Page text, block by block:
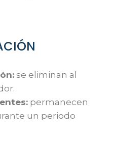
se eliminan al
permanecen
un periodo